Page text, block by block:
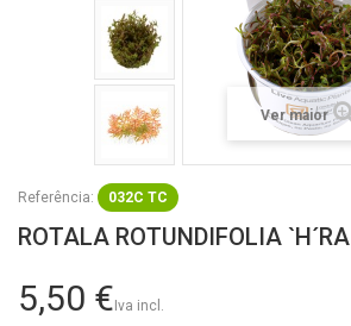
Ver maior
Referência: 032C TC
ROTALA ROTUNDIFOLIA `H´RA
5,50 €Iva incl.